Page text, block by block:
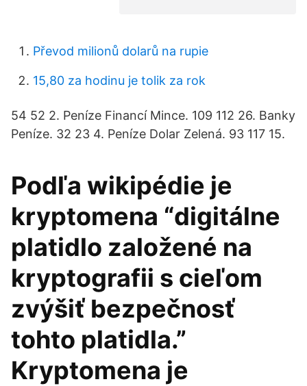
Převod milionů dolarů na rupie
15,80 za hodinu je tolik za rok
54 52 2. Peníze Financí Mince. 109 112 26. Banky
Peníze. 32 23 4. Peníze Dolar Zelená. 93 117 15.
Podľa wikipédie je
kryptomena “digitálne
platidlo založené na
kryptografii s cieľom
zvýšiť bezpečnosť
tohto platidla.”
Kryptomena je